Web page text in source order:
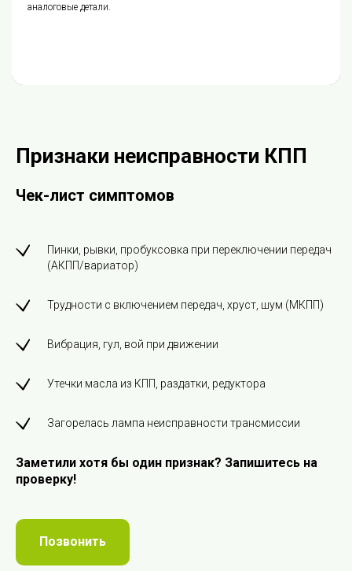
аналоговые детали.
Признаки неисправности КПП
Чек-лист симптомов
Пинки, рывки, пробуксовка при переключении передач
(АКПП/вариатор)
Трудности с включением передач, хруст, шум (МКПП)
Вибрация, гул, вой при движении
Утечки масла из КПП, раздатки, редуктора
Загорелась лампа неисправности трансмиссии
Заметили хотя бы один признак? Запишитесь на
проверку!
Позвонить